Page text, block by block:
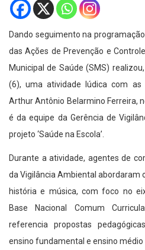
Dando seguimento na
das Ações de Prevenção e
Municipal de Saúde (SMS)
(6), uma atividade lúdica com as
Arthur Antônio Belarmino Ferreira,
é da equipe da Gerência de
projeto ‘Saúde na Escola’.
Durante a atividade, agentes de
da Vigilância Ambiental abordaram
história e música, com foco no
Base Nacional Comum
referencia propostas
ensino fundamental e ensino médio